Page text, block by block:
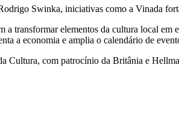
Swinka, iniciativas como a Vinada
a transformar elementos da cultura local
a economia e amplia o calendário de
Cultura, com patrocínio da Britânia e